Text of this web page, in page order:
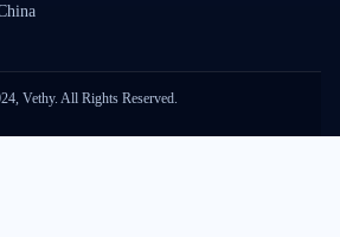
Vethy. All Rights Reserved.